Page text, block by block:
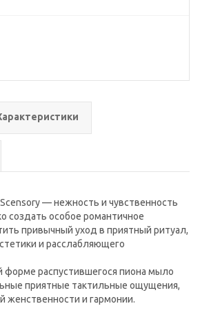
— нежность и чувственность
создать особое романтичное
привычный уход в приятный ритуал,
и расслабляющего
форме распустившегося пиона мыло
приятные тактильные ощущения,
женственности и гармонии.